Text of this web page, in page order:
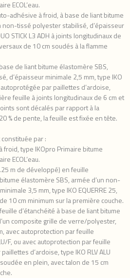
ECOL’eau.
adhésive à froid, à base de liant bitume
non-tissé polyester stabilisé, d’épaisseur
STICK L3 ADH à joints longitudinaux de
de 10 cm soudés à la flamme
de liant bitume élastomère SBS,
d’épaisseur minimale 2,5 mm, type IKO
autoprotégée par paillettes d’ardoise,
feuille à joints longitudinaux de 6 cm et
sont décalés par rapport à la
% de pente, la feuille est fixée en tête.
par :
froid, type IKOpro Primaire bitume
ECOL’eau.
m de développé) en feuille
élastomère SBS, armée d’un non-
3,5 mm, type IKO EQUERRE 25,
10 cm minimum sur la première couche.
d’étanchéité à base de liant bitume
composite grille de verre/polyester,
avec autoprotection par feuille
F, ou avec autoprotection par feuille
d’ardoise, type IKO RLV ALU
soudée en plein, avec talon de 15 cm